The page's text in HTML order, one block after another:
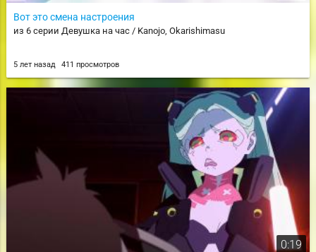
Вот это смена настроения
из 6 серии Девушка на час / Kanojo, Okarishimasu
5 лет назад 411 просмотров
0:19